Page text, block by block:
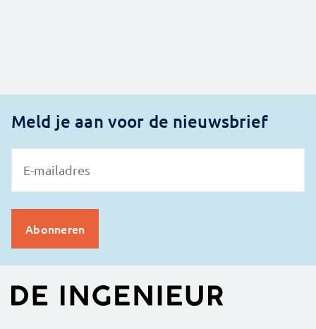
Meld je aan voor de nieuwsbrief